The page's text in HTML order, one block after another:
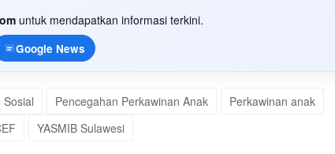
untuk mendapatkan informasi terkini.
Google News
Pencegahan Perkawinan Anak
Perkawinan anak
YASMIB Sulawesi